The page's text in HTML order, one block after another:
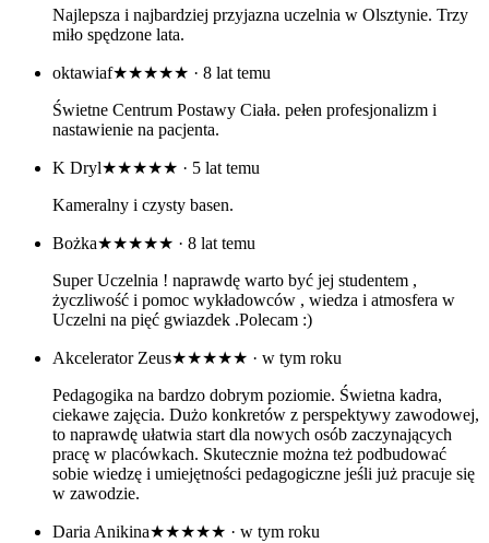
Najlepsza i najbardziej przyjazna uczelnia w Olsztynie. Trzy
miło spędzone lata.
oktawiaf★★★★★ · 8 lat temu
Świetne Centrum Postawy Ciała. pełen profesjonalizm i
nastawienie na pacjenta.
K Dryl★★★★★ · 5 lat temu
Kameralny i czysty basen.
Bożka★★★★★ · 8 lat temu
Super Uczelnia ! naprawdę warto być jej studentem ,
życzliwość i pomoc wykładowców , wiedza i atmosfera w
Uczelni na pięć gwiazdek .Polecam :)
Akcelerator Zeus★★★★★ · w tym roku
Pedagogika na bardzo dobrym poziomie. Świetna kadra,
ciekawe zajęcia. Dużo konkretów z perspektywy zawodowej,
to naprawdę ułatwia start dla nowych osób zaczynających
pracę w placówkach. Skutecznie można też podbudować
sobie wiedzę i umiejętności pedagogiczne jeśli już pracuje się
w zawodzie.
Daria Anikina★★★★★ · w tym roku